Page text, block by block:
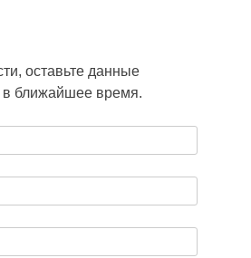
оставьте данные
ближайшее время.